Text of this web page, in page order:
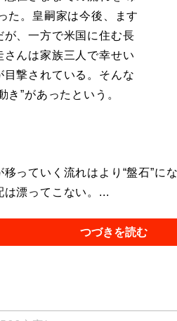
た。皇嗣家は今後、ます
が、一方で米国に住む長
んは家族三人で幸せい
撃されている。そんな
き”があったという。
っていく流れはより“盤石”に
漂ってこない。...
つづきを読む